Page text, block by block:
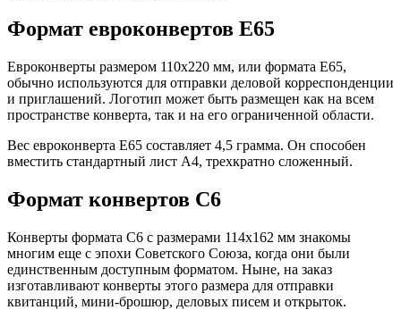
Формат евроконвертов Е65
Евроконверты размером 110х220 мм, или формата Е65,
обычно используются для отправки деловой корреспонденции
и приглашений. Логотип может быть размещен как на всем
пространстве конверта, так и на его ограниченной области.
Вес евроконверта Е65 составляет 4,5 грамма. Он способен
вместить стандартный лист А4, трехкратно сложенный.
Формат конвертов С6
Конверты формата С6 с размерами 114х162 мм знакомы
многим еще с эпохи Советского Союза, когда они были
единственным доступным форматом. Ныне, на заказ
изготавливают конверты этого размера для отправки
квитанций, мини-брошюр, деловых писем и открыток.